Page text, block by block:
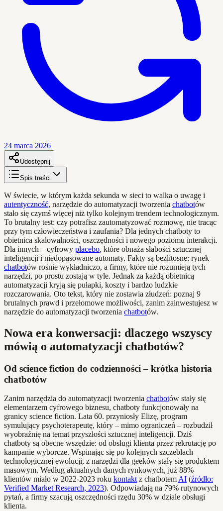
24 marca 2026
Udostępnij
Spis treści
W świecie, w którym każda sekunda w sieci to walka o uwagę i
autentyczność, narzędzie do automatyzacji tworzenia chatbotów
stało się czymś więcej niż tylko kolejnym trendem technologicznym.
To brutalny test: czy potrafisz zautomatyzować rozmowę, nie tracąc
przy tym człowieczeństwa i zaufania? Dla jednych chatboty to
obietnica skalowalności, oszczędności i nowego poziomu interakcji.
Dla innych – cyfrowy placebo, które obnaża słabości sztucznej
inteligencji i niedopasowane automaty. Fakty są bezlitosne: rynek
chatbotów rośnie wykładniczo, a firmy, które nie rozumieją tych
narzędzi, po prostu zostają w tyle. Jednak za każdą obietnicą
automatyzacji kryją się pułapki, koszty i bardzo ludzkie
rozczarowania. Oto tekst, który nie zostawia złudzeń: poznaj 9
brutalnych prawd i przełomowe możliwości, zanim zainwestujesz w
narzędzie do automatyzacji tworzenia chatbotów.
Nowa era konwersacji: dlaczego wszyscy
mówią o automatyzacji chatbotów?
Od science fiction do codzienności – krótka historia
chatbotów
Zanim narzędzia do automatyzacji tworzenia chatbotów stały się
elementarzem cyfrowego biznesu, chatboty funkcjonowały na
granicy science fiction. Lata 60. przyniosły Elizę, program
symulujący psychoterapeutę, który – mimo ograniczeń – rozbudził
wyobraźnię na temat przyszłości sztucznej inteligencji. Dziś
chatboty są obecne wszędzie: od obsługi klienta przez rekrutację po
kampanie wyborcze. Wspinając się po kolejnych szczeblach
technologicznej ewolucji, z narzędzi dla geeków stały się produktem
masowym. Według aktualnych danych rynkowych, już 88%
klientów miało w 2022-2023 roku kontakt z chatbotem AI (źródło:
Verified Market Research, 2023). Odpowiadają na 79% rutynowych
pytań, a firmy szacują oszczędności rzędu 30% w dziale obsługi
klienta.